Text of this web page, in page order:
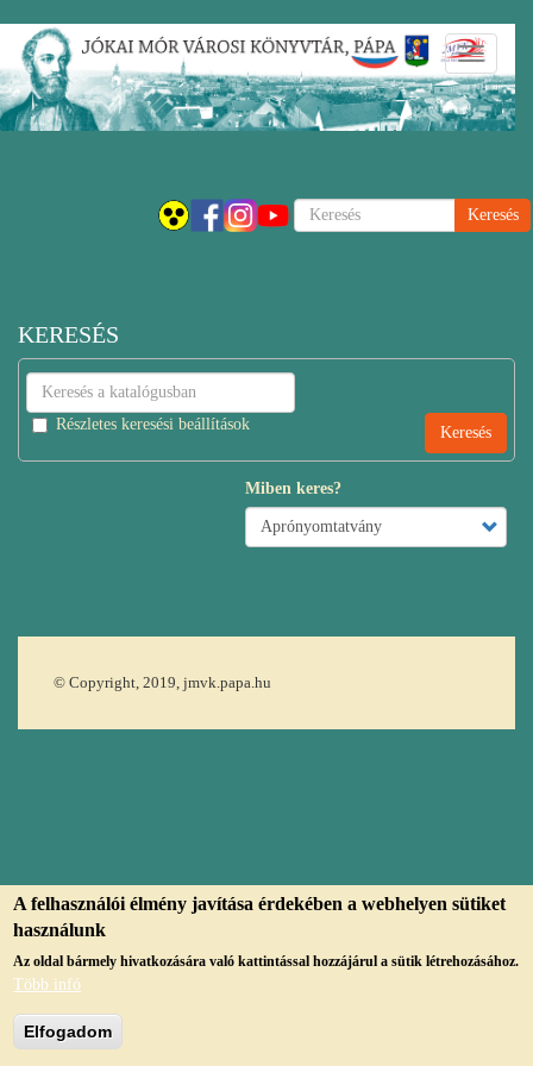
Ugrás
tartalomra
Keresés
KERESÉS
Részletes keresési beállítások
Miben keres?
© Copyright, 2019, jmvk.papa.hu
A felhasználói élmény javítása érdekében a webhelyen sütiket
használunk
Az oldal bármely hivatkozására való kattintással hozzájárul a sütik létrehozásához.
Több infó
Elfogadom